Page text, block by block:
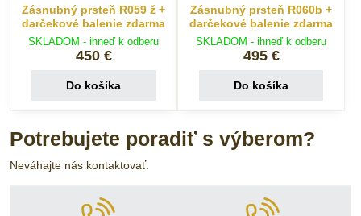
Zásnubný prsteň R059 ž +
darčekové balenie zdarma
SKLADOM - ihneď k odberu
450 €
Do košíka
Zásnubný prsteň R060b +
darčekové balenie zdarma
SKLADOM - ihneď k odberu
495 €
Do košíka
Potrebujete poradiť s výberom?
Neváhajte nás kontaktovať: